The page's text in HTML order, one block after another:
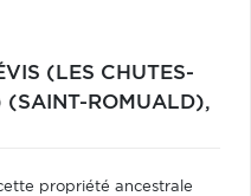
(LES CHUTES-
(SAINT-ROMUALD),
propriété ancestrale